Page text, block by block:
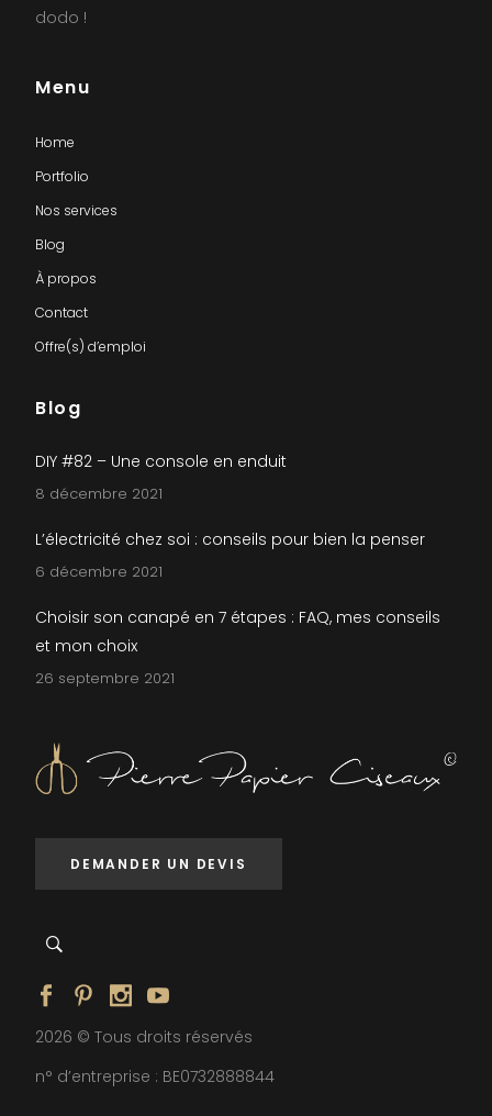
dodo !
Menu
Home
Portfolio
Nos services
Blog
À propos
Contact
Offre(s) d’emploi
Blog
DIY #82 – Une console en enduit
8 décembre 2021
L’électricité chez soi : conseils pour bien la penser
6 décembre 2021
Choisir son canapé en 7 étapes : FAQ, mes conseils
et mon choix
26 septembre 2021
DEMANDER UN DEVIS
2026 © Tous droits réservés
n° d’entreprise : BE0732888844